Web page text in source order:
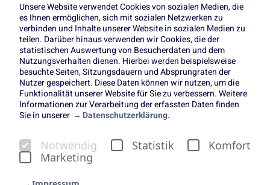
Unsere Website verwendet Cookies von sozialen Medien, die
es Ihnen ermöglichen, sich mit sozialen Netzwerken zu
verbinden und Inhalte unserer Website in sozialen Medien zu
teilen. Darüber hinaus verwenden wir Cookies, die der
statistischen Auswertung von Besucherdaten und dem
Nutzungsverhalten dienen. Hierbei werden beispielsweise
besuchte Seiten, Sitzungsdauern und Absprungraten der
Nutzer gespeichert. Diese Daten können wir nutzen, um die
Funktionalität unserer Website für Sie zu verbessern. Weitere
Informationen zur Verarbeitung der erfassten Daten finden
Sie in unserer
Datenschutzerklärung.
Notwendig Statistik
Komfort
Marketing
Farbenfroh, fluffig und
herzhaft-süß: Rote Bete
Herzen mit Nussfüllung
Wenn die Küche in ein tiefes Pink getaucht wird und ein
herrlich nussiger Duft durch das Haus zieht, dann backen
unsere Rote Bete Herzen im Ofen. Gemeinsam mit
Annalena vonHeyfoodsister